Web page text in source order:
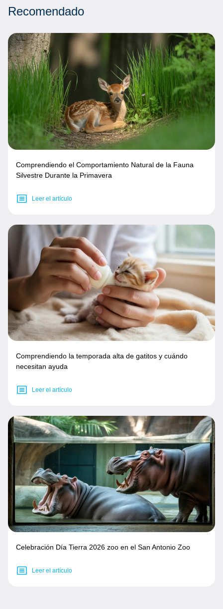
Recomendado
Comprendiendo el Comportamiento Natural de la Fauna
Silvestre Durante la Primavera
Leer el artículo
Comprendiendo la temporada alta de gatitos y cuándo
necesitan ayuda
Leer el artículo
Celebración Día Tierra 2026 zoo en el San Antonio Zoo
Leer el artículo